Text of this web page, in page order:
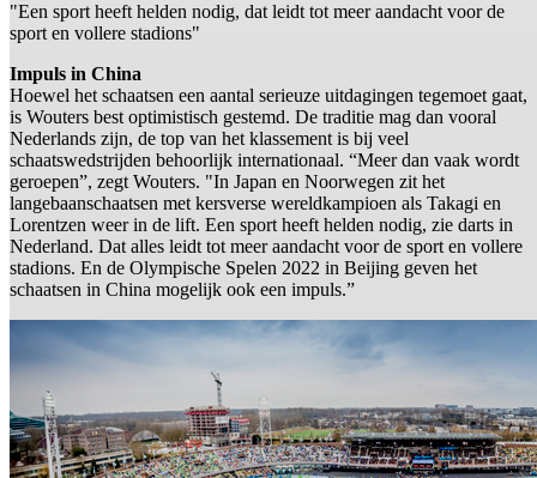
"Een sport heeft helden nodig, dat leidt tot meer aandacht voor de
sport en vollere stadions"
Impuls in China
Hoewel het schaatsen een aantal serieuze uitdagingen tegemoet gaat,
is Wouters best optimistisch gestemd. De traditie mag dan vooral
Nederlands zijn, de top van het klassement is bij veel
schaatswedstrijden behoorlijk internationaal. “Meer dan vaak wordt
geroepen”, zegt Wouters. "In Japan en Noorwegen zit het
langebaanschaatsen met kersverse wereldkampioen als Takagi en
Lorentzen weer in de lift. Een sport heeft helden nodig, zie darts in
Nederland. Dat alles leidt tot meer aandacht voor de sport en vollere
stadions. En de Olympische Spelen 2022 in Beijing geven het
schaatsen in China mogelijk ook een impuls.”